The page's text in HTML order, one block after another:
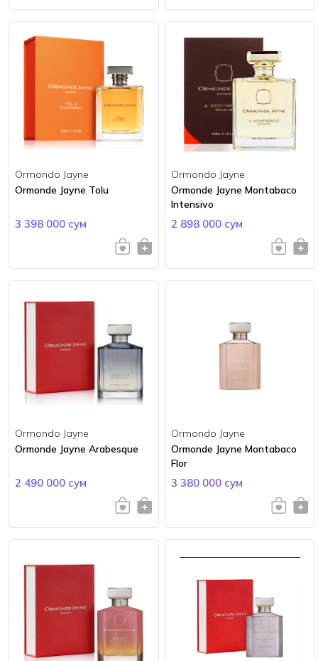
Ormondo Jayne
Ormonde Jayne Tolu
3 398 000 сум
Ormondo Jayne
Ormonde Jayne Montabaco
Intensivo
2 898 000 сум
Ormondo Jayne
Ormonde Jayne Arabesque
2 490 000 сум
Ormondo Jayne
Ormonde Jayne Montabaco
Flor
3 380 000 сум